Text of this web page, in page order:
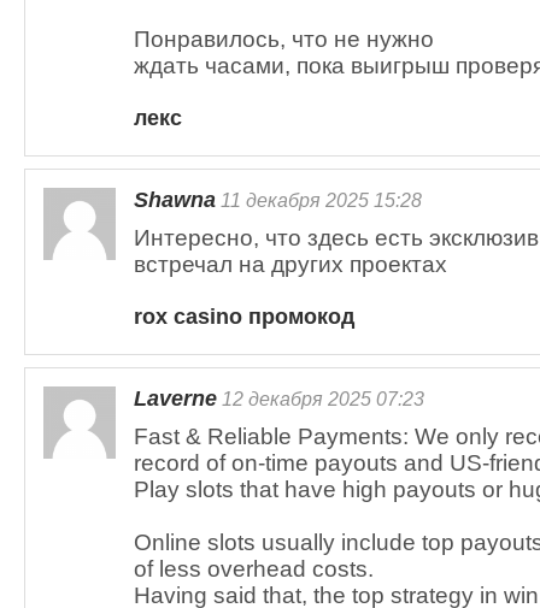
Понравилось, что не нужно
ждать часами, пока выигрыш
лекс
Shawna 11 декабря 2025 15:28
Интересно, что здесь есть
встречал на других проектах
rox casino промокод
Laverne 12 декабря 2025 07:23
Fast & Reliable Payments: We only
record of on-time payouts and US-
Play slots that have high payouts or
Online slots usually include top
of less overhead costs.
Having said that, the top strategy in